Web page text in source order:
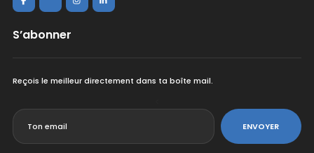
S’abonner
Reçois le meilleur directement dans ta boîte mail.
ENVOYER